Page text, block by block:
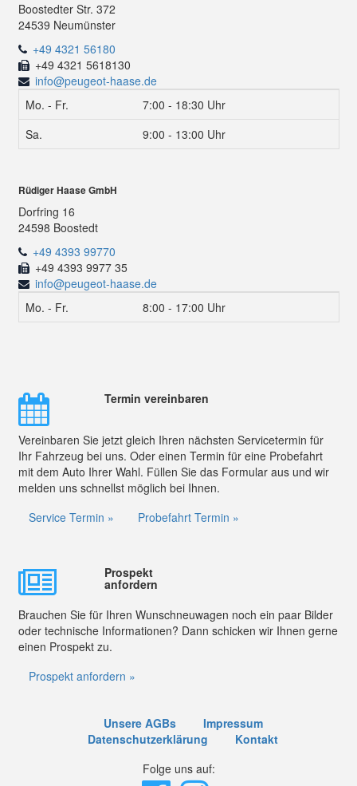
Boostedter Str. 372
24539 Neumünster
+49 4321 56180
+49 4321 5618130
info@peugeot-haase.de
Mo. - Fr.
7:00 - 18:30 Uhr
Sa.
9:00 - 13:00 Uhr
Rüdiger Haase GmbH
Dorfring 16
24598 Boostedt
+49 4393 99770
+49 4393 9977 35
info@peugeot-haase.de
Mo. - Fr.
8:00 - 17:00 Uhr
Termin vereinbaren
Vereinbaren Sie jetzt gleich Ihren nächsten Servicetermin für
Ihr Fahrzeug bei uns. Oder einen Termin für eine Probefahrt
mit dem Auto Ihrer Wahl. Füllen Sie das Formular aus und wir
melden uns schnellst möglich bei Ihnen.
Service Termin »
Probefahrt Termin »
Prospekt
anfordern
Brauchen Sie für Ihren Wunschneuwagen noch ein paar Bilder
oder technische Informationen? Dann schicken wir Ihnen gerne
einen Prospekt zu.
Prospekt anfordern »
Unsere AGBs
Impressum
Datenschutzerklärung
Kontakt
Folge uns auf: